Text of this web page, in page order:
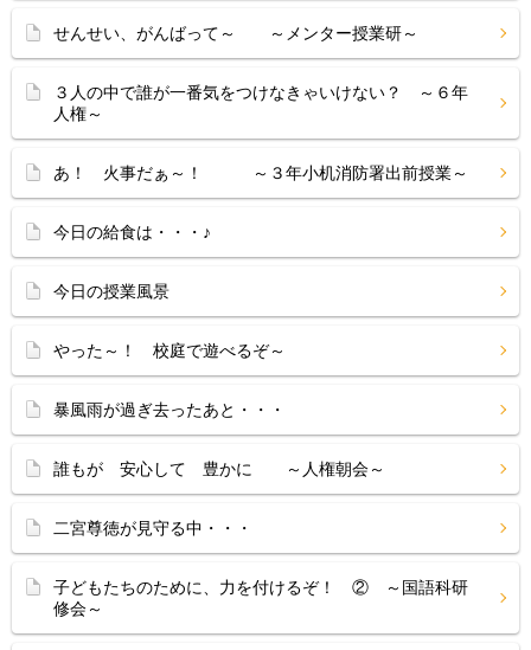
せんせい、がんばって～ ～メンター授業研～
３人の中で誰が一番気をつけなきゃいけない？ ～６年
人権～
あ！ 火事だぁ～！ ～３年小机消防署出前授業～
今日の給食は・・・♪
今日の授業風景
やった～！ 校庭で遊べるぞ～
暴風雨が過ぎ去ったあと・・・
誰もが 安心して 豊かに ～人権朝会～
二宮尊徳が見守る中・・・
子どもたちのために、力を付けるぞ！ ② ～国語科研
修会～